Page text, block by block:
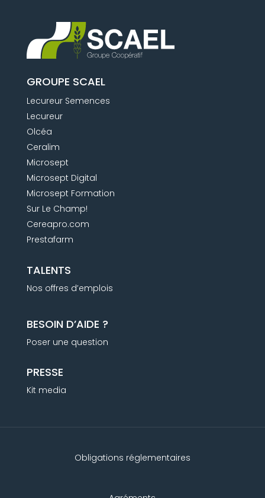
GROUPE SCAEL
Lecureur Semences
Lecureur
Olcéa
Ceralim
Microsept
Microsept Digital
Microsept Formation
Sur Le Champ!
Cereapro.com
Prestafarm
TALENTS
Nos offres d’emplois
BESOIN D’AIDE ?
Poser une question
PRESSE
Kit media
Obligations réglementaires